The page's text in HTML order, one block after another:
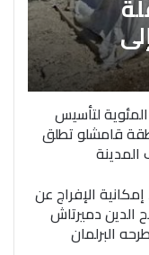
لتأسيس
قامشلو تطلق
الإفراج عن
الدين دميرتاش
البرلمان